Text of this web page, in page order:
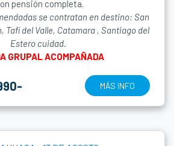
pensión completa.
se contratan en destino: San
Tafí del Valle, Catamara , Santiago del
Estero cuidad.
GRUPAL ACOMPAÑADA
MÁS INFO